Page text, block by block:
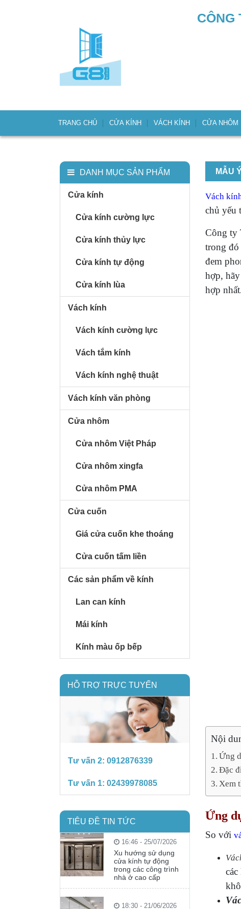
CÔNG
TRANG CHỦ CỬA KÍNH VÁCH KÍNH CỬA NHÔM
MẪU
Vách
chủ yếu
Công ty
trong đó
đem
hợp,
hợp
Nội
Ứng
Đặc
Xem
Ứng
So với
DANH MỤC SẢN PHẨM
Cửa kính
Cửa kính cường lực
Cửa kính thủy lực
Cửa kính tự động
Cửa kính lùa
Vách kính
Vách kính cường lực
Vách tắm kính
Vách kính nghệ thuật
Vách kính văn phòng
Cửa nhôm
Cửa nhôm Việt Pháp
Cửa nhôm xingfa
Cửa nhôm PMA
Cửa cuốn
Giá cửa cuốn khe thoáng
Cửa cuốn tấm liền
Các sản phẩm về kính
Lan can kính
Mái kính
Kính màu ốp bếp
HỖ TRỢ TRỰC TUYẾN
Tư vấn 2: 0912876339
Tư vấn 1: 02439978085
TIÊU ĐỀ TIN TỨC
16:46 - 25/07/2026
Xu hướng sử dụng
cửa kính tự động
trong các công trình
nhà ở cao cấp
18:30 - 21/06/2026